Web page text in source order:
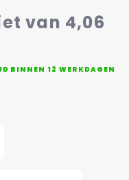
van 4,06
BINNEN 12 WERKDAGEN